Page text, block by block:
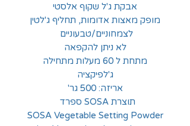
אבקת ג'ל שקוף אלסטי
מופק מאצות אדומות, תחליף ג'לטין
לצמחוניים/טבעוניים
לא ניתן להקפאה
מתחת ל 60 מעלות מתחילה
ג'לפיקציה
אריזה: 500 גר'
תוצרת SOSA ספרד
SOSA Vegetable Setting Powder